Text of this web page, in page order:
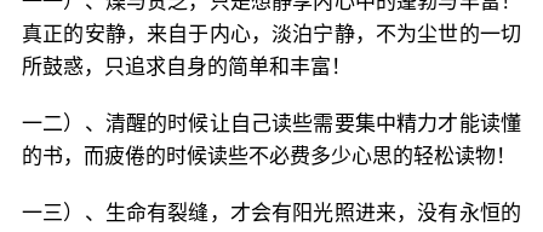
真正的安静，来自于内心，淡泊宁静，不为尘世的一切
所鼓惑，只追求自身的简单和丰富！
一二）、清醒的时候让自己读些需要集中精力才能读懂
的书，而疲倦的时候读些不必费多少心思的轻松读物！
一三）、生命有裂缝，才会有阳光照进来，没有永恒的